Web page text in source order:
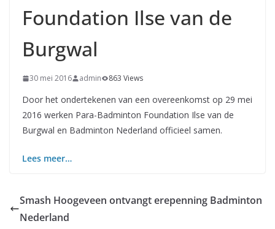
Foundation Ilse van de
Burgwal
30 mei 2016 admin 863 Views
Door het ondertekenen van een overeenkomst op 29 mei
2016 werken Para-Badminton Foundation Ilse van de
Burgwal en Badminton Nederland officieel samen.
Lees meer…
Smash Hoogeveen ontvangt erepenning Badminton
Nederland